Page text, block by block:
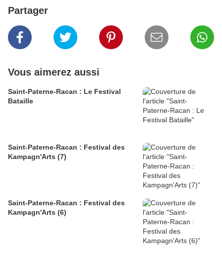
Partager
Vous aimerez aussi
Saint-Paterne-Racan : Le Festival
Bataille
Saint-Paterne-Racan : Festival des
Kampagn'Arts (7)
Saint-Paterne-Racan : Festival des
Kampagn'Arts (6)